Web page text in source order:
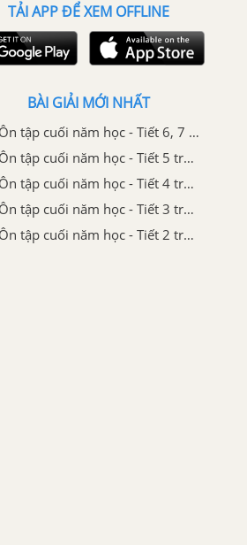
TẢI APP ĐỂ XEM OFFLINE
BÀI GIẢI MỚI NHẤT
Bài: Ôn tập cuối năm học - Tiết 6, 7 trang 136 SGK Tiếng Việt 4 tập 2 Chân trời sáng tạo
Bài: Ôn tập cuối năm học - Tiết 5 trang 135 SGK Tiếng Việt 4 tập 2 Chân trời sáng tạo
Bài: Ôn tập cuối năm học - Tiết 4 trang 134 SGK Tiếng Việt 4 tập 2 Chân trời sáng tạo
Bài: Ôn tập cuối năm học - Tiết 3 trang 134 SGK Tiếng Việt 4 tập 2 Chân trời sáng tạo
Bài: Ôn tập cuối năm học - Tiết 2 trang 133 SGK Tiếng Việt 4 tập 2 Chân trời sáng tạo